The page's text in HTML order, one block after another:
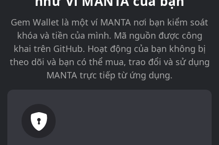
Gem Wallet là một ví MANTA nơi bạn kiểm soát
khóa và tiền của mình. Mã nguồn được công
khai trên GitHub. Hoạt động của bạn không bị
theo dõi và bạn có thể mua, trao đổi và sử dụng
MANTA trực tiếp từ ứng dụng.